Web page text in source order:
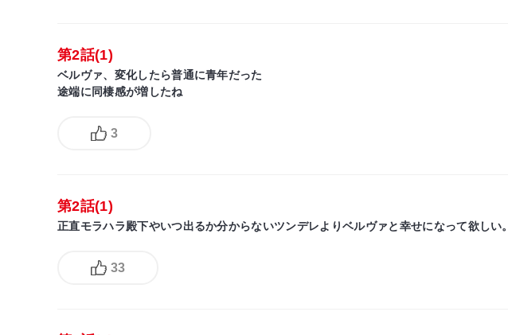
第2話(1)
ベルヴァ、変化したら普通に青年だった
途端に同棲感が増したね
3
第2話(1)
正直モラハラ殿下やいつ出るか分からないツンデレよりベルヴァと幸せになって欲しい。
33